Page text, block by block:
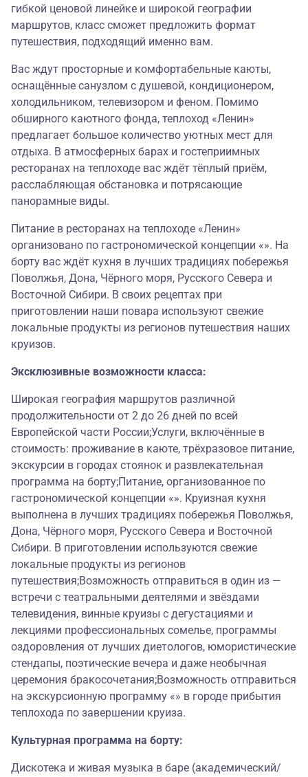
гибкой ценовой линейке и широкой географии
маршрутов, класс сможет предложить формат
путешествия, подходящий именно вам.
Вас ждут просторные и комфортабельные каюты,
оснащённые санузлом с душевой, кондиционером,
холодильником, телевизором и феном. Помимо
обширного каютного фонда, теплоход «Ленин»
предлагает большое количество уютных мест для
отдыха. В атмосферных барах и гостеприимных
ресторанах на теплоходе вас ждёт тёплый приём,
расслабляющая обстановка и потрясающие
панорамные виды.
Питание в ресторанах на теплоходе «Ленин»
организовано по гастрономической концепции «». На
борту вас ждёт кухня в лучших традициях побережья
Поволжья, Дона, Чёрного моря, Русского Севера и
Восточной Сибири. В своих рецептах при
приготовлении наши повара используют свежие
локальные продукты из регионов путешествия наших
круизов.
Эксклюзивные возможности класса:
Широкая география маршрутов различной
продолжительности от 2 до 26 дней по всей
Европейской части России;Услуги, включённые в
стоимость: проживание в каюте, трёхразовое питание,
экскурсии в городах стоянок и развлекательная
программа на борту;Питание, организованное по
гастрономической концепции «». Круизная кухня
выполнена в лучших традициях побережья Поволжья,
Дона, Чёрного моря, Русского Севера и Восточной
Сибири. В приготовлении используются свежие
локальные продукты из регионов
путешествия;Возможность отправиться в один из —
встречи с театральными деятелями и звёздами
телевидения, винные круизы с дегустациями и
лекциями профессиональных сомелье, программы
оздоровления от лучших диетологов, юмористические
стендапы, поэтические вечера и даже необычная
церемония бракосочетания;Возможность отправиться
на экскурсионную программу «» в городе прибытия
теплохода по завершении круиза.
Культурная программа на борту:
Дискотека и живая музыка в баре (академический/